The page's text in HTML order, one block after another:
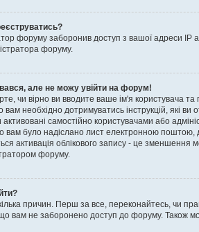
форуму заборонив доступ з вашої адреси IP
форуму.
але не можу увійти на форум!
чи вірно ви вводите ваше ім'я користувача
вам необхідно дотримуватись інструкцій, які
активовані самостійно користувачами або
вам було надіслано лист електронною
активація облікового запису - це
форуму.
причин. Перш за все, переконайтесь, чи
вам не заборонено доступ до форуму. Також